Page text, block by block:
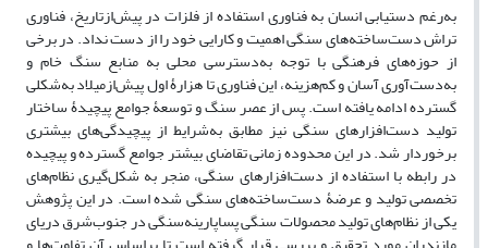
به‌رغم دستیابی انسان به فناوری استفاده از فلزات در پیش‌ازتاریخ، فناوری
تراش دست‌ساخته‌های سنگی اهمیت و کارایی خود را از دست نداد. در برخی
از حوزه‌های فرهنگی با توجه به‌دسترسی محلی به منابع سنگ خام و
به‌دست‌آوری آسان و کم‌هزینه، این فناوری تا هزارۀ اول پیش‌ازمیلاد به‌شکلی
گسترده ادامه یافته است. پس از عصر سنگ و توسعۀ جوامع پیچیدۀ ساختار
تولید دست‌افزار‌های سنگی نیز مطابق به‌شرایط از پیچیدگی‌های بیشتری
برخوردار شد. در این محدوده زمانی تقاضای بیشتر جوامع گسترده و پیچیده
در رابطه با استفاده از دست‌افزار‌های سنگی، منجر به شکل‌گیری نظام‌‌های
تخصصی تولید و عرضۀ دست‌ساخته‌های سنگی شده است. در این پژوهش
یکی از نظام‌های تولید محصولات سنگی پساپارینه‌سنگی در جنوب‌شرق دریای